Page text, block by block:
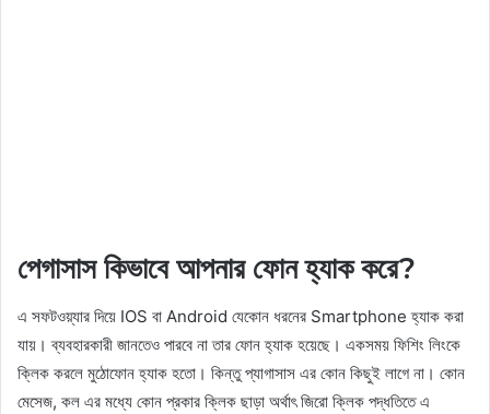
পেগাসাস কিভাবে আপনার ফোন হ্যাক করে?
এ সফটওয়্যার দিয়ে IOS বা Android যেকোন ধরনের Smartphone হ্যাক করা
যায়। ব্যবহারকারী জানতেও পারবে না তার ফোন হ্যাক হয়েছে। একসময় ফিশিং লিংকে
ক্লিক করলে মুঠোফোন হ্যাক হতো। কিন্তু প্যাগাসাস এর কোন কিছুই লাগে না। কোন
মেসেজ, কল এর মধ্যে কোন প্রকার ক্লিক ছাড়া অর্থাৎ জিরো ক্লিক পদ্ধতিতে এ